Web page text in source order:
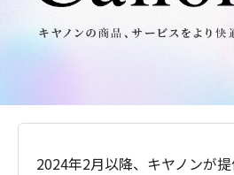
2024年2月以降、キヤノンが